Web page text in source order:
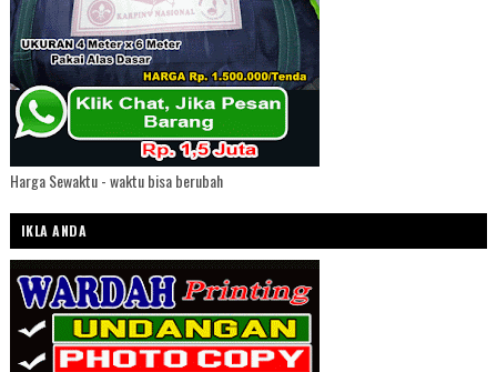
Harga Sewaktu - waktu bisa berubah
IKLA ANDA